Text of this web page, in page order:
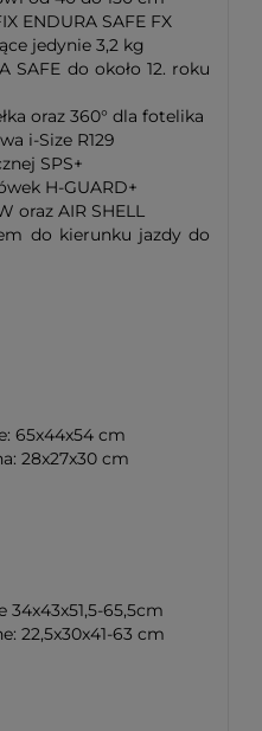
ENDURA SAFE FX
jedynie 3,2 kg
SAFE do około 12. roku
oraz 360° dla fotelika
i-Size R129
SPS+
H-GUARD+
oraz AIR SHELL
do kierunku jazdy do
65x44x54 cm
28x27x30 cm
65,5cm
22,5x30x41-63 cm